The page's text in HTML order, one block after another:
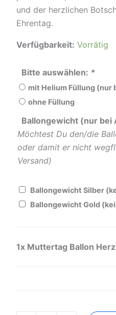
und der herzlichen
Ehrentag.
Verfügbarkeit: Vorrätig
Bitte auswählen: *
mit Helium Füllung (nur
ohne Füllung
Ballongewicht (nur bei
Möchtest Du den/die
oder damit er nicht
Versand)
Ballongewicht Silber
Ballongewicht Gold
1x Muttertag Ballon